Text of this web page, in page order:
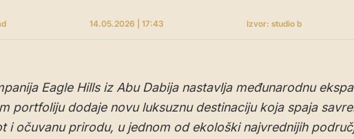
14.05.2026 | 17:43 Izvor: studio b
Eagle Hills iz Abu Dabija nastavlja međunarodnu
portfoliju dodaje novu luksuznu destinaciju koja spaja
i očuvanu prirodu, u jednom od ekološki najvrednijih